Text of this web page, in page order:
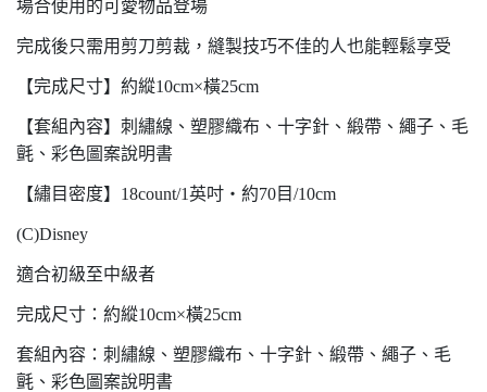
場合使用的可愛物品登場
完成後只需用剪刀剪裁，縫製技巧不佳的人也能輕鬆享受
【完成尺寸】約縱10cm×橫25cm
【套組內容】刺繡線、塑膠織布、十字針、緞帶、繩子、毛
氈、彩色圖案說明書
【繡目密度】18count/1英吋・約70目/10cm
(C)Disney
適合初級至中級者
完成尺寸：約縱10cm×橫25cm
套組內容：刺繡線、塑膠織布、十字針、緞帶、繩子、毛
氈、彩色圖案說明書